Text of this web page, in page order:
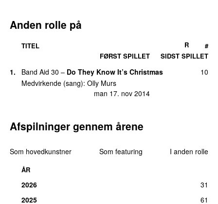
17. I Hate You When You’re Drunk
Kiss Me
tirs 13. okt 2015
13
19. Unpredictable (med Louisa Johnson)
tirs 6. jun 2017
11
20. Moves (featuring Snoop Dogg )
20. Save Me
10
Anden rolle på
TITEL
FØRST SPILLET
SIDST SPILLET
R #
1. Band Aid 30 – Do They Know It’s Christmas
man 17. nov 2014
10
Medvirkende (sang): Olly Murs
Afspilninger gennem årene
Som hovedkunstner Som featuring I anden rolle
ÅR
2026
31
2025
61